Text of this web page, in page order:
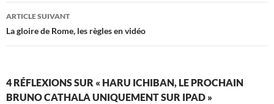
articles
ARTICLE SUIVANT
La gloire de Rome, les règles en vidéo
4 RÉFLEXIONS SUR « HARU ICHIBAN, LE PROCHAIN
BRUNO CATHALA UNIQUEMENT SUR IPAD »